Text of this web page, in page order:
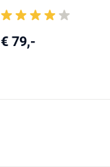
€ 79,-